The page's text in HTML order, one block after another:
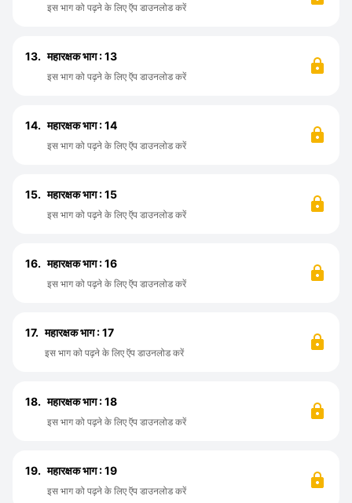
इस भाग को पढ़ने के लिए ऍप डाउनलोड करें
13. महारक्षक भाग : 13
इस भाग को पढ़ने के लिए ऍप डाउनलोड करें
14. महारक्षक भाग : 14
इस भाग को पढ़ने के लिए ऍप डाउनलोड करें
15. महारक्षक भाग : 15
इस भाग को पढ़ने के लिए ऍप डाउनलोड करें
16. महारक्षक भाग : 16
इस भाग को पढ़ने के लिए ऍप डाउनलोड करें
17. महारक्षक भाग : 17
इस भाग को पढ़ने के लिए ऍप डाउनलोड करें
18. महारक्षक भाग : 18
इस भाग को पढ़ने के लिए ऍप डाउनलोड करें
19. महारक्षक भाग : 19
इस भाग को पढ़ने के लिए ऍप डाउनलोड करें